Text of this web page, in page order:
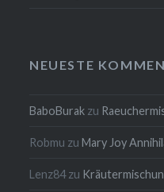
NEUESTE
BaboBurak zu
Robmu zuMary Joy
Lenz84zu